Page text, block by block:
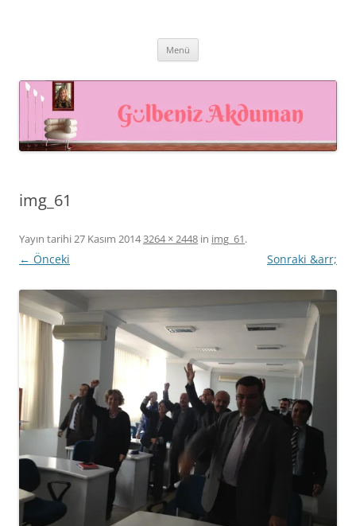
İnsan Kaynakları Yönetimi,
Eğiticinin Eğitimi, Mutluluk
Yönetimi
Akademisyen, Eğitmen
Menü
img_61
Yayın tarihi27 Kasım 20143264 × 2448 in img_61.
← Önceki Sonraki &arr;